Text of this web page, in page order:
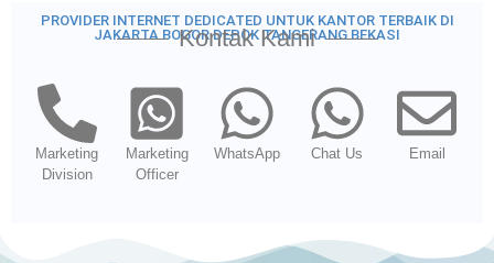
PROVIDER INTERNET DEDICATED UNTUK KANTOR TERBAIK DI
JAKARTA BOGOR DEPOK TANGERANG BEKASI
Kontak Kami
Marketing
Division
Marketing
Officer
WhatsApp Chat Us Email